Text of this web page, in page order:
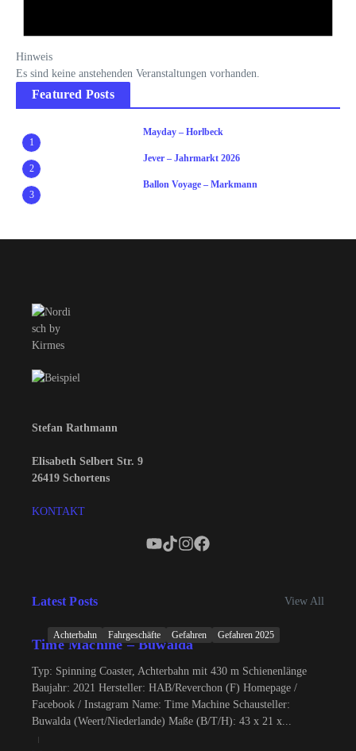
Hinweis
Es sind keine anstehenden Veranstaltungen vorhanden.
Featured Posts
1
Mayday – Horlbeck
2
Jever – Jahrmarkt 2026
3
Ballon Voyage – Markmann
Stefan Rathmann
Elisabeth Selbert Str. 9
26419 Schortens
KONTAKT
Latest Posts View All
Achterbahn Fahrgeschäfte Gefahren Gefahren 2025
Time Machine – Buwalda
Typ: Spinning Coaster, Achterbahn mit 430 m Schienenlänge
Baujahr: 2021 Hersteller: HAB/Reverchon (F) Homepage /
Facebook / Instagram Name: Time Machine Schausteller:
Buwalda (Weert/Niederlande) Maße (B/T/H): 43 x 21 x...